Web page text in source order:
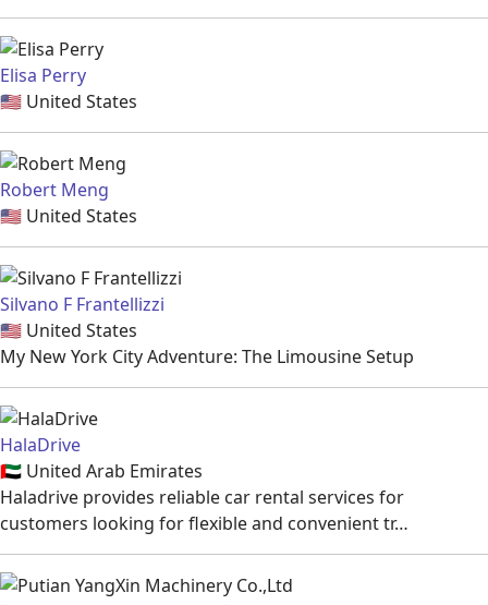
Elisa Perry
🇺🇸 United States
Robert Meng
🇺🇸 United States
Silvano F Frantellizzi
🇺🇸 United States
My New York City Adventure: The Limousine Setup
HalaDrive
🇦🇪 United Arab Emirates
Haladrive provides reliable car rental services for
customers looking for flexible and convenient tr…